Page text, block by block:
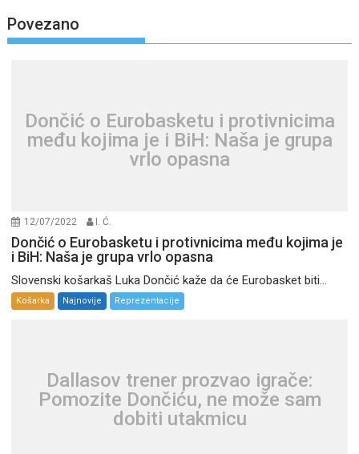
Povezano
Dončić o Eurobasketu i protivnicima
među kojima je i BiH: Naša je grupa
vrlo opasna
12/07/2022 I. Ć.
Dončić o Eurobasketu i protivnicima među kojima je
i BiH: Naša je grupa vrlo opasna
Slovenski košarkaš Luka Dončić kaže da će Eurobasket biti...
Košarka Najnovije Reprezentacije
Dallasov trener prozvao igrače:
Pomozite Dončiću, ne može sam
dobiti utakmicu